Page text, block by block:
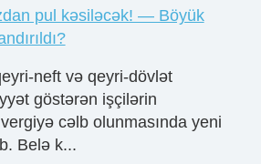
pul kəsiləcək! — Böyük
neft və qeyri-dövlət
göstərən işçilərin
cəlb olunmasında yeni
Belə k...